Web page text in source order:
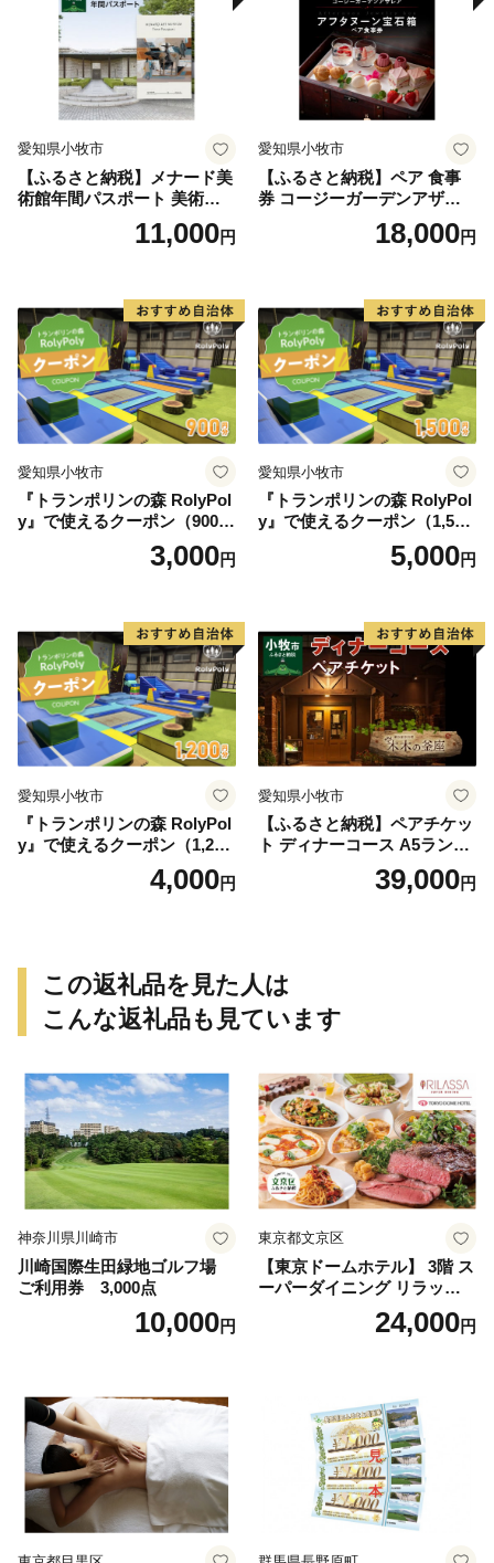
愛知県小牧市
【ふるさと納税】メナード美
術館年間パスポート 美術館
11,000円
愛知県小牧市
【ふるさと納税】ペア 食事
券 コージーガーデンアザレ
ア アフタヌーン宝石箱 ホテ
ル特製 デザート 6種類 サン
ティー チケット 券 2名様分
お祝 誕生日 記念日 名鉄小牧
ホテル 愛知県 小牧市 送料無
料
18,000円
愛知県小牧市
『トランポリンの森 RolyPol
y』で使えるクーポン（900
3,000円
愛知県小牧市
『トランポリンの森 RolyPol
y』で使えるクーポン（1,500
5,000円
愛知県小牧市
『トランポリンの森 RolyPol
y』で使えるクーポン（1,200
4,000円
愛知県小牧市
【ふるさと納税】ペアチケッ
ト ディナーコース A5ランク
飛騨牛 コース 記念日 お誕生
日 特別な日 完全個室 ノンア
県 小牧市 送料無料
39,000円
この返礼品を見た人は
こんな返礼品も見ています
神奈川県川崎市
川崎国際生田緑地ゴルフ場
ご利用券 3,000点
10,000円
東京都文京区
【東京ドームホテル】 3階 ス
ーパーダイニング リラッサ
ランチブッフェ お食事券 大
人1名様分 関東 東京 ご利用
24,000円